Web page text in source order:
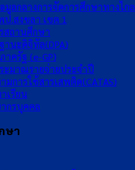
ลกลางการจัดการศึกษาทางไกล
.สงขลา เขต 1
สถานศึกษา
นะดิจิทัล(DPA)
ครัฐ (e-GP)
ะมาณรายจ่ายประจำปี
การใช้สารเสพติด(CATAS)
เรียน
กรบุคคล
ษา